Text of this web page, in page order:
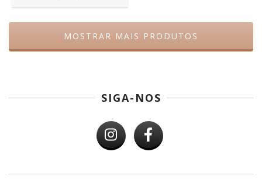
MOSTRAR MAIS PRODUTOS
SIGA-NOS